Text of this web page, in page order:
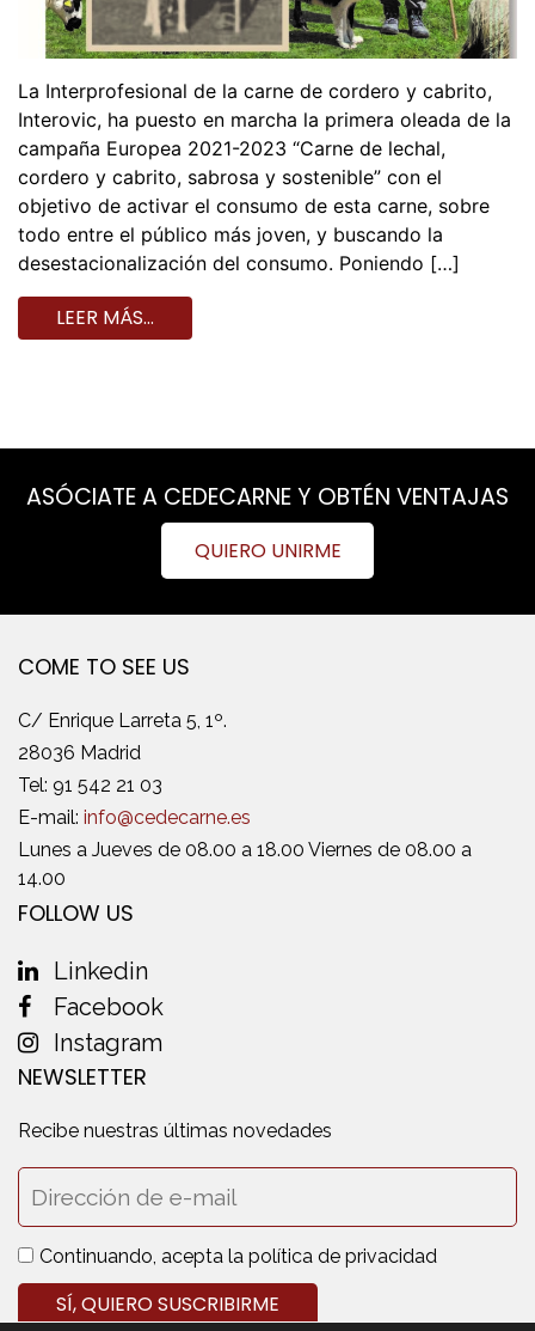
La Interprofesional de la carne de cordero y cabrito,
Interovic, ha puesto en marcha la primera oleada de la
campaña Europea 2021-2023 “Carne de lechal,
cordero y cabrito, sabrosa y sostenible” con el
objetivo de activar el consumo de esta carne, sobre
todo entre el público más joven, y buscando la
desestacionalización del consumo. Poniendo […]
LEER MÁS…
ASÓCIATE A CEDECARNE Y OBTÉN VENTAJAS
QUIERO UNIRME
COME TO SEE US
C/ Enrique Larreta 5, 1º.
28036 Madrid
Tel: 91 542 21 03
E-mail: info@cedecarne.es
Lunes a Jueves de 08.00 a 18.00 Viernes de 08.00 a
14.00
FOLLOW US
Linkedin
Facebook
Instagram
NEWSLETTER
Recibe nuestras últimas novedades
Continuando, acepta la política de privacidad